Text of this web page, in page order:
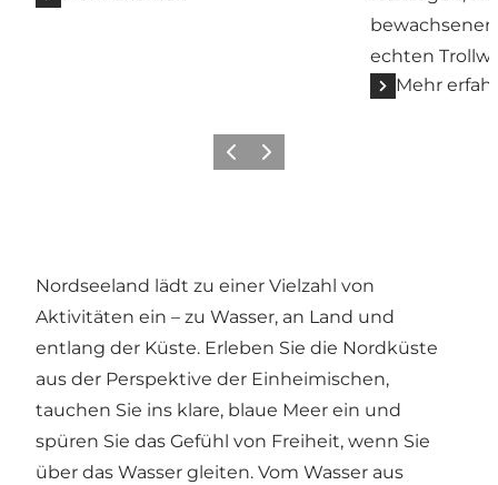
echten
Mehr
ZurückWeiter
Nordseeland lädt zu einer Vielzahl von
Aktivitäten ein – zu Wasser, an Land und
entlang der Küste. Erleben Sie die Nordküste
aus der Perspektive der Einheimischen,
tauchen Sie ins klare, blaue Meer ein und
spüren Sie das Gefühl von Freiheit, wenn Sie
über das Wasser gleiten. Vom Wasser aus